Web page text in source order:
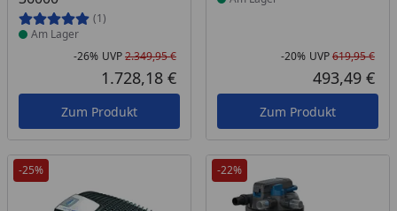
(1)
Am Lager
Rabatt in Prozent
-26%
Ursprünglicher Preis
UVP2.349,95 €
Aktueller Preis
1.728,18 €
Zum Produkt
-20% UVP619,95 €
493,49 €
Zum Produkt
-25% -22%